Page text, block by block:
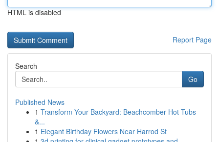
HTML is disabled
Report Page
Search
Go
Published News
1 Transform Your Backyard: Beachcomber Hot Tubs
&...
1 Elegant Birthday Flowers Near Harrod St